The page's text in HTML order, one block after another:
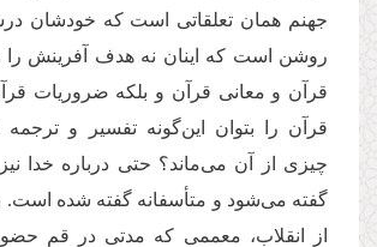
جهنم همان تعلقاتی است که خودشان
روشن است که اینان نه هدف آفرینش را
قرآن و معانی قرآن و بلکه ضروریات
قرآن را بتوان این‌گونه تفسیر و
چیزی از آن می‌ماند؟ حتی درباره خدا
گفته می‌شود و متأسفانه گفته شده است.
از انقلاب، معممی که مدتی در قم